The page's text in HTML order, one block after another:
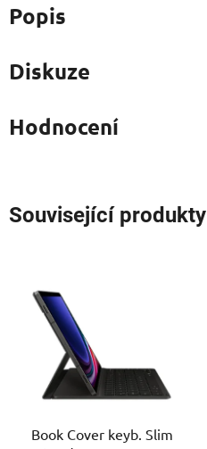
Popis
Diskuze
Hodnocení
Související produkty
Book Cover keyb. Slim